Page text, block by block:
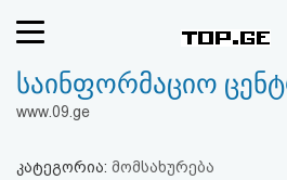
რეიტინგი
საინფორმაციო
www.09.ge
კატეგორია: მომსახურება